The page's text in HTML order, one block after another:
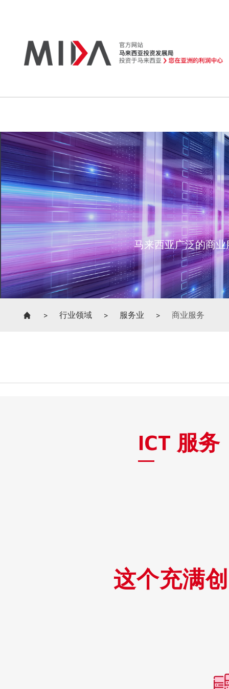
> 行业领域 > 服务业 > 商业服务
ICT 服务
这个充满